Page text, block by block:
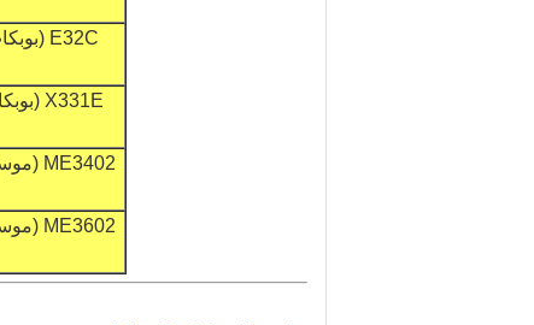
E32C (بوبكات)
X331E (بوبكات)
ME3402 (موستانج)
ME3602 (موستانج)